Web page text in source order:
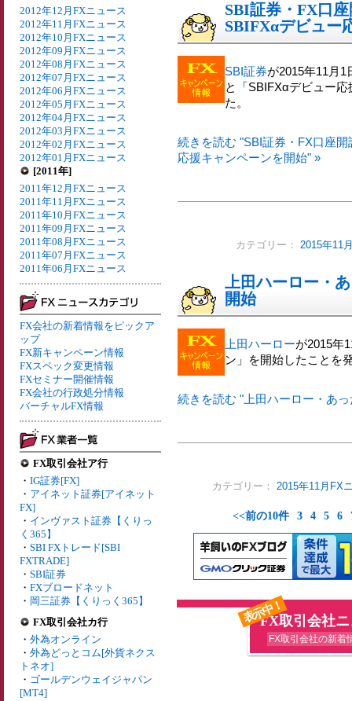
2012年12月FXニュース
2012年11月FXニュース
2012年10月FXニュース
2012年09月FXニュース
2012年08月FXニュース
2012年07月FXニュース
2012年06月FXニュース
2012年05月FXニュース
2012年04月FXニュース
2012年03月FXニュース
2012年02月FXニュース
2012年01月FXニュース
[2011年]
2011年12月FXニュース
2011年11月FXニュース
2011年10月FXニュース
2011年09月FXニュース
2011年08月FXニュース
2011年07月FXニュース
2011年06月FXニュース
FX会社の新着情報をピックア
ップ
FX新キャンペーン情報
FXスペック変更情報
FXセミナー開催情報
FX会社の行政処分情報
バーチャルFX情報
FX取引会社ア行
・ IG証券[FX]
・ アイネット証券[アイネット
FX]
・ インヴァスト証券【くりっ
く365】
・ SBI FXトレード[SBI
FXTRADE]
・ SBI証券
・ FXブロードネット
・ 岡三証券【くりっく365】
FX取引会社カ行
・ 外為オンライン
・ 外為どっとコム[外貨ネクス
トネオ]
・ ゴールデンウェイジャパン
[MT4]
SBI証券・FX口
SBIFXαデビュー
SBI証券が2015年11月
と「SBIFXαデビュー
た。
続きを読む "SBI証券・FX口座
応援キャンペーンを開始" »
カテゴリー： 2015年11
上田ハーロー・
開始
上田ハーローが2015年
ン」を開始したことを
続きを読む "上田ハーロー・あ
カテゴリー： 2015年11月FX
<<前の10件 3 4 5 6
表示中！
FX取引会社
FX取引会社の新着